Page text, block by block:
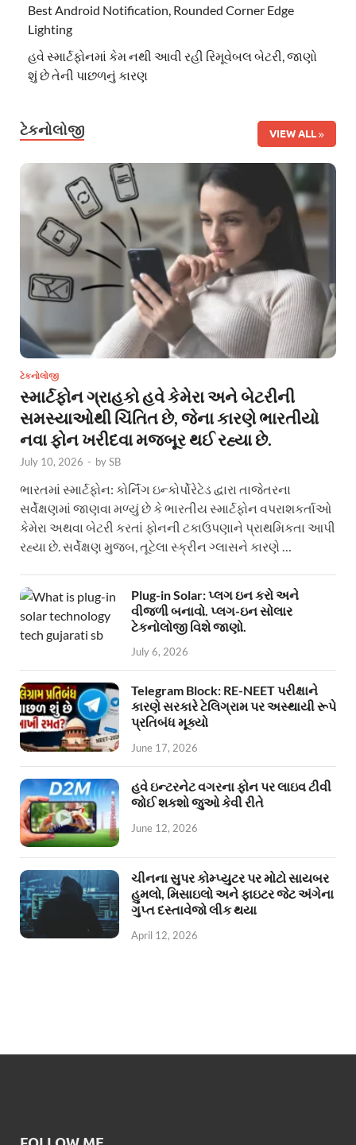
Best Android Notification, Rounded Corner Edge
Lighting
હવે સ્માર્ટફોનમાં કેમ નથી આવી રહી રિમૂવેબલ બેટરી, જાણો
શું છે તેની પાછળનું કારણ
ટેકનોલોજી VIEW ALL
ટેકનોલોજી
સ્માર્ટફોન ગ્રાહકો હવે કેમેરા અને બેટરીની
સમસ્યાઓથી ચિંતિત છે, જેના કારણે ભારતીયો
નવા ફોન ખરીદવા મજબૂર થઈ રહ્યા છે.
July 10, 2026 - bySB
ભારતમાં સ્માર્ટફોન: કોર્નિંગ ઇન્કોર્પોરેટેડ દ્વારા તાજેતરના
સર્વેક્ષણમાં જાણવા મળ્યું છે કે ભારતીય સ્માર્ટફોન વપરાશકર્તાઓ
કેમેરા અથવા બેટરી કરતાં ફોનની ટકાઉપણાને પ્રાથમિકતા આપી
રહ્યા છે. સર્વેક્ષણ મુજબ, તૂટેલા સ્ક્રીન ગ્લાસને કારણે …
Plug-in Solar: પ્લગ ઇન કરો અને
વીજળી બનાવો. પ્લગ-ઇન સોલાર
ટેકનોલોજી વિશે જાણો.
July 6, 2026
Telegram Block: RE-NEET પરીક્ષાને
કારણે સરકારે ટેલિગ્રામ પર અસ્થાયી રૂપે
પ્રતિબંધ મૂક્યો
June 17, 2026
હવે ઇન્ટરનેટ વગરના ફોન પર લાઇવ ટીવી
જોઈ શકશો જુઓ કેવી રીતે
June 12, 2026
ચીનના સુપર કોમ્પ્યુટર પર મોટો સાયબર
હુમલો, મિસાઇલો અને ફાઇટર જેટ અંગેના
ગુપ્ત દસ્તાવેજો લીક થયા
April 12, 2026